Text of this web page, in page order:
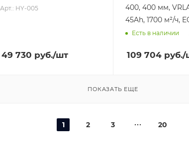
Арт.: HY-005
49 730 руб./шт
400, 400 мм,
45Ah, 1700 м²/ч,
Есть в наличии
109 704руб./
ПОКАЗАТЬ ЕЩЕ
1 2 3 20